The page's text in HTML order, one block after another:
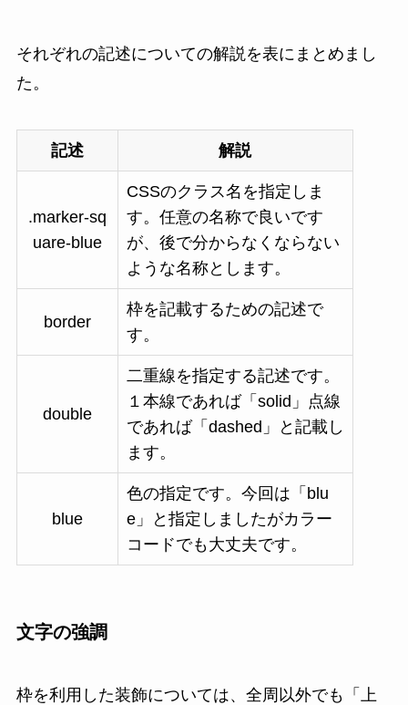
それぞれの記述についての解説を表にまとめまし
た。
記述 解説
.marker-sq
uare-blue
CSSのクラス名を指定しま
す。任意の名称で良いです
が、後で分からなくならない
ような名称とします。
border
枠を記載するための記述で
す。
double
二重線を指定する記述です。
１本線であれば「solid」点線
であれば「dashed」と記載し
ます。
blue
色の指定です。今回は「blu
e」と指定しましたがカラー
コードでも大丈夫です。
文字の強調
枠を利用した装飾については、全周以外でも「上